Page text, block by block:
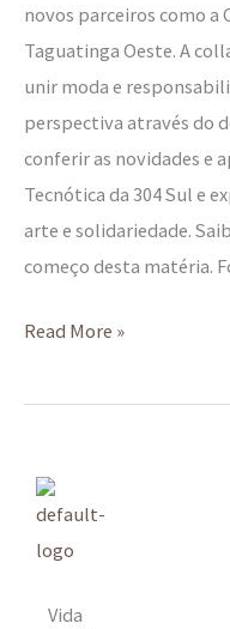
novos parceiros como a
Taguatinga Oeste. A
unir moda e
perspectiva através do
conferir as novidades e
Tecnótica da 304 Sul e
arte e solidariedade.
começo desta matéria.
Read More »
Vida